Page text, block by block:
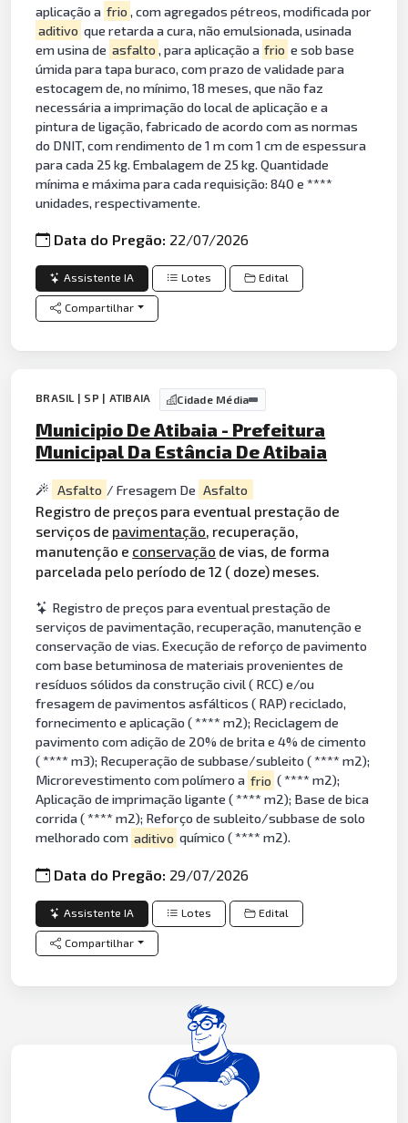
aplicação a frio , com agregados pétreos, modificada por
aditivo que retarda a cura, não emulsionada, usinada
em usina de asfalto , para aplicação a frio e sob base
úmida para tapa buraco, com prazo de validade para
estocagem de, no mínimo, 18 meses, que não faz
necessária a imprimação do local de aplicação e a
pintura de ligação, fabricado de acordo com as normas
do DNIT, com rendimento de 1 m com 1 cm de espessura
para cada 25 kg. Embalagem de 25 kg. Quantidade
mínima e máxima para cada requisição: 840 e ****
unidades, respectivamente.
Data do Pregão: 22/07/2026
Assistente IA Lotes Edital
Compartilhar
BRASIL | SP | ATIBAIA Cidade Média
Municipio De Atibaia - Prefeitura
Municipal Da Estância De Atibaia
Asfalto / Fresagem De Asfalto
Registro de preços para eventual prestação de
serviços de pavimentação, recuperação,
manutenção e conservação de vias, de forma
parcelada pelo período de 12 ( doze) meses.
Registro de preços para eventual prestação de
serviços de pavimentação, recuperação, manutenção e
conservação de vias. Execução de reforço de pavimento
com base betuminosa de materiais provenientes de
resíduos sólidos da construção civil ( RCC) e/ou
fresagem de pavimentos asfálticos ( RAP) reciclado,
fornecimento e aplicação ( **** m2); Reciclagem de
pavimento com adição de 20% de brita e 4% de cimento
( **** m3); Recuperação de subbase/subleito ( **** m2);
Microrevestimento com polímero a frio ( **** m2);
Aplicação de imprimação ligante ( **** m2); Base de bica
corrida ( **** m2); Reforço de subleito/subbase de solo
melhorado com aditivo químico ( **** m2).
Data do Pregão: 29/07/2026
Assistente IA Lotes Edital
Compartilhar